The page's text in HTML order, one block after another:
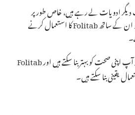
ادویات لے رہے ہیں، خاص طور پر
اینٹی بایوٹک یا اینٹی ڈپریسنٹ تو ان کے ساتھ Folitab کا استعمال کرنے
ان احتیاطی تدابیر کو مدنظر رکھ کر آپ اپنی صحت کو بہتر بنا سکتے ہیں اور Folitab